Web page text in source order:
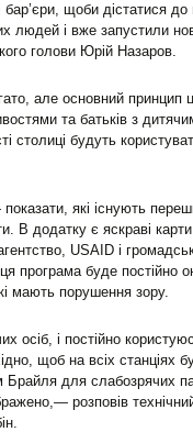
бар’єри, щоби дістатися
людей і вже запустили
голови Юрій Назаров.
але основний принцип
та батьків з
столиці будуть
які існують
В додатку є яскраві
USAID і
буде постійно
мають порушення зору.
осіб, і постійно
щоб на всіх станціях
для слабозрячих
розповів